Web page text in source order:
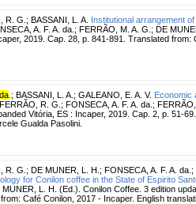
R. G. ; BASSANI, L. A. Institutional arrangement
A. F. A. da.; FERRÃO, M. A. G.; DE
2019. Cap. 28, p. 841-891. Translated from:
; BASSANI, L. A. ; GALEANO, E. A. V. Economic
R. G.; FONSECA, A. F. A. da.;
Vitória, ES : Incaper, 2019. Cap. 2, p. 51-
Gualda Pasolini.
R. G. ; DE MUNER, L. H. ; FONSECA, A. F. A. da. ;
for Conilon coffee in the State of Espirito
L. H. (Ed.). Conilon Coffee. 3 edition
Café Conilon, 2017 - Incaper. English